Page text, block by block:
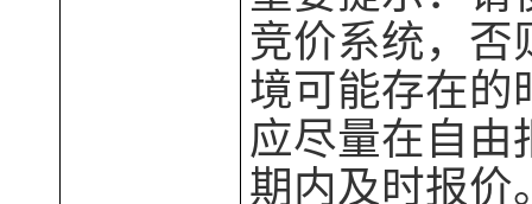
竞价系统，否
境可能存在的
应尽量在自由
期内及时报价